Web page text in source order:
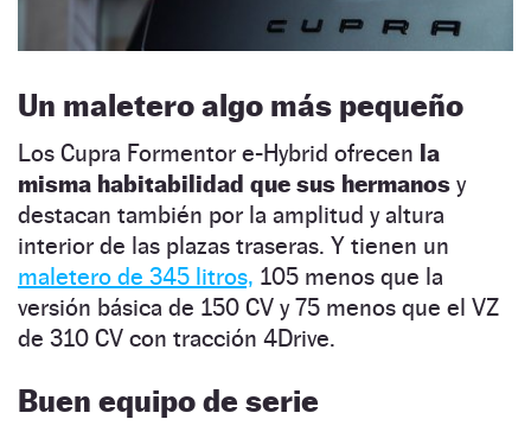
Un maletero algo más pequeño
Los Cupra Formentor e-Hybrid ofrecen la
misma habitabilidad que sus hermanos y
destacan también por la amplitud y altura
interior de las plazas traseras. Y tienen un
maletero de 345 litros, 105 menos que la
versión básica de 150 CV y 75 menos que el VZ
de 310 CV con tracción 4Drive.
Buen equipo de serie